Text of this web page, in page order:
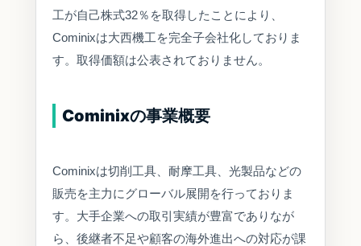
工が自己株式32％を取得したことにより、
Cominixは大西機工を完全子会社化しておりま
す。取得価額は公表されておりません。
Cominixの事業概要
Cominixは切削工具、耐摩工具、光製品などの
販売を主力にグローバル展開を行っておりま
す。大手企業への取引実績が豊富でありなが
ら、後継者不足や顧客の海外進出への対応が課